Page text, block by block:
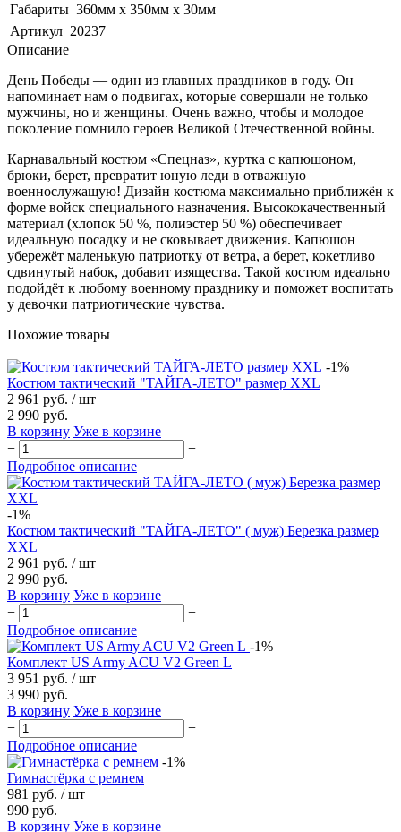
Габариты 360мм х 350мм х 30мм
Артикул 20237
Описание
День Победы — один из главных праздников в году. Он
напоминает нам о подвигах, которые совершали не только
мужчины, но и женщины. Очень важно, чтобы и молодое
поколение помнило героев Великой Отечественной войны.
Карнавальный костюм «Спецназ», куртка с капюшоном,
брюки, берет, превратит юную леди в отважную
военнослужащую! Дизайн костюма максимально приближён к
форме войск специального назначения. Высококачественный
материал (хлопок 50 %, полиэстер 50 %) обеспечивает
идеальную посадку и не сковывает движения. Капюшон
убережёт маленькую патриотку от ветра, а берет, кокетливо
сдвинутый набок, добавит изящества. Такой костюм идеально
подойдёт к любому военному празднику и поможет воспитать
у девочки патриотические чувства.
Похожие товары
-1%
Костюм тактический "ТАЙГА-ЛЕТО" размер XXL
2 961 руб. / шт
2 990 руб.
В корзину Уже в корзине
−
+
Подробное описание
-1%
Костюм тактический "ТАЙГА-ЛЕТО" ( муж) Березка размер
XXL
2 961 руб. / шт
2 990 руб.
В корзину Уже в корзине
−
+
Подробное описание
-1%
Комплект US Army ACU V2 Green L
3 951 руб. / шт
3 990 руб.
В корзину Уже в корзине
−
+
Подробное описание
-1%
Гимнастёрка c ремнем
981 руб. / шт
990 руб.
В корзину Уже в корзине